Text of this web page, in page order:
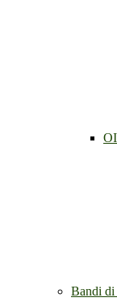
Bandi di